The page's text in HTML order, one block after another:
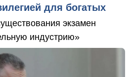
для богатых
экзамен
индустрию»